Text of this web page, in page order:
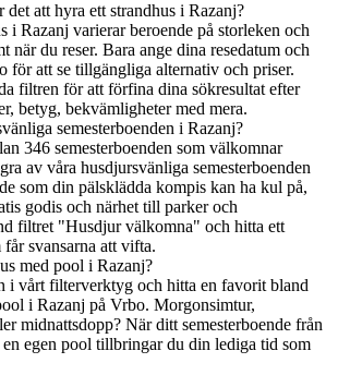
att hyra ett strandhus i Razanj?
i Razanj varierar beroende på storleken och
när du reser. Bara ange dina resedatum och
för att se tillgängliga alternativ och priser.
filtren för att förfina dina sökresultat efter
betyg, bekvämligheter med mera.
semesterboenden i Razanj?
346 semesterboenden som välkomnar
av våra husdjursvänliga semesterboenden
som din pälsklädda kompis kan ha kul på,
godis och närhet till parker och
filtret "Husdjur välkomna" och hitta ett
svansarna att vifta.
med pool i Razanj?
i vårt filterverktyg och hitta en favorit bland
i Razanj på Vrbo. Morgonsimtur,
midnattsdopp? När ditt semesterboende från
egen pool tillbringar du din lediga tid som